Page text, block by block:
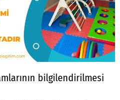
bilgilendirilmesi